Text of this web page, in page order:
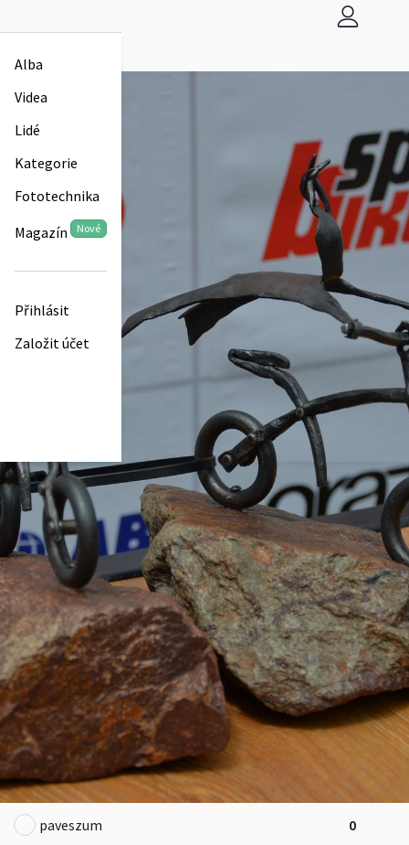
Alba
Videa
Lidé
Kategorie
Fototechnika
Magazín Nové
Přihlásit
Založit účet
paveszum 0